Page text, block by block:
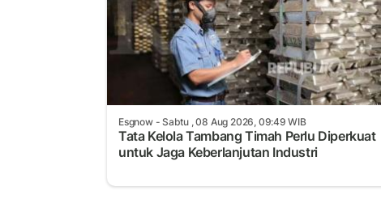
Esgnow- Sabtu , 08 Aug 2026, 09:49 WIB
Tata Kelola Tambang Timah Perlu Diperkuat
untuk Jaga Keberlanjutan Industri